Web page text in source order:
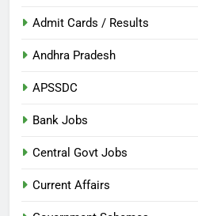
Admit Cards / Results
Andhra Pradesh
APSSDC
Bank Jobs
Central Govt Jobs
Current Affairs